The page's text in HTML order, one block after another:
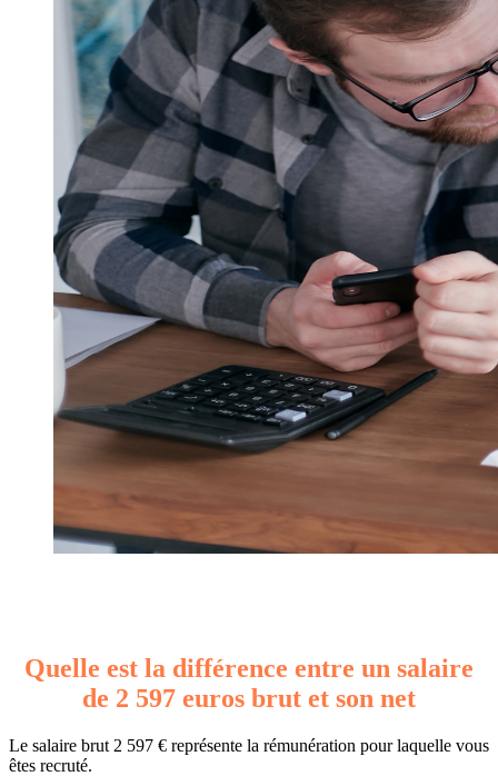
Quelle est la différence entre un salaire
de 2 597 euros brut et son net
Le salaire brut 2 597 € représente la rémunération pour laquelle vous
êtes recruté.